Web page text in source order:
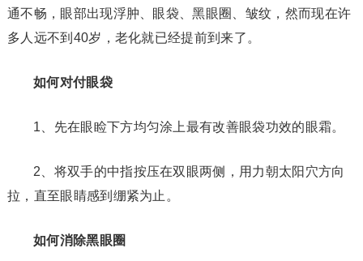
通不畅，眼部出现浮肿、眼袋、黑眼圈、皱纹，然而现在许
多人远不到40岁，老化就已经提前到来了。
如何对付眼袋
1、先在眼睑下方均匀涂上最有改善眼袋功效的眼霜。
2、将双手的中指按压在双眼两侧，用力朝太阳穴方向
拉，直至眼睛感到绷紧为止。
如何消除黑眼圈